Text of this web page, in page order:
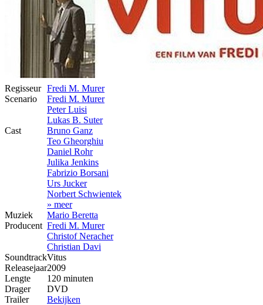
Regisseur Fredi M. Murer
Scenario
Fredi M. Murer
Peter Luisi
Lukas B. Suter
Cast
Bruno Ganz
Teo Gheorghiu
Daniel Rohr
Julika Jenkins
Fabrizio Borsani
Urs Jucker
Norbert Schwientek
» meer
Muziek
Mario Beretta
Producent Fredi M. Murer
Christof Neracher
Christian Davi
SoundtrackVitus
Releasejaar2009
Lengte
120 minuten
Drager
DVD
Trailer
Bekijken